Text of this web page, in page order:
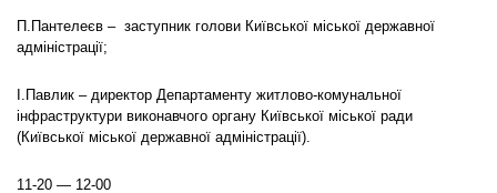
П.Пантелеєв – заступник голови Київської міської державної
адміністрації;
І.Павлик – директор Департаменту житлово-комунальної
інфраструктури виконавчого органу Київської міської ради
(Київської міської державної адміністрації).
11-20 — 12-00